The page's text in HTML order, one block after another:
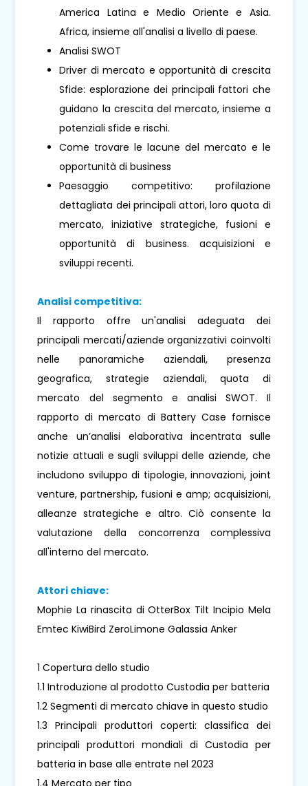
America Latina e Medio Oriente e Asia.
Africa, insieme all'analisi a livello di paese.
Analisi SWOT
Driver di mercato e opportunità di crescita
Sfide: esplorazione dei principali fattori che
guidano la crescita del mercato, insieme a
potenziali sfide e rischi.
Come trovare le lacune del mercato e le
opportunità di business
Paesaggio competitivo: profilazione
dettagliata dei principali attori, loro quota di
mercato, iniziative strategiche, fusioni e
opportunità di business. acquisizioni e
sviluppi recenti.
Analisi competitiva:
Il rapporto offre un'analisi adeguata dei
principali mercati/aziende organizzativi coinvolti
nelle panoramiche aziendali, presenza
geografica, strategie aziendali, quota di
mercato del segmento e analisi SWOT. Il
rapporto di mercato di Battery Case fornisce
anche un’analisi elaborativa incentrata sulle
notizie attuali e sugli sviluppi delle aziende, che
includono sviluppo di tipologie, innovazioni, joint
venture, partnership, fusioni e amp; acquisizioni,
alleanze strategiche e altro. Ciò consente la
valutazione della concorrenza complessiva
all'interno del mercato.
Attori chiave:
Mophie La rinascita di OtterBox Tilt Incipio Mela
Emtec KiwiBird ZeroLimone Galassia Anker
1 Copertura dello studio
1.1 Introduzione al prodotto Custodia per batteria
1.2 Segmenti di mercato chiave in questo studio
1.3 Principali produttori coperti: classifica dei
principali produttori mondiali di Custodia per
batteria in base alle entrate nel 2023
1.4 Mercato per tipo